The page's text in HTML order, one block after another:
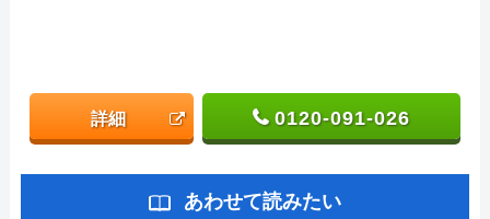
詳細 0120-091-026
あわせて読みたい